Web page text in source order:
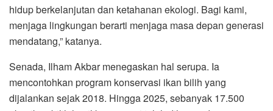
hidup berkelanjutan dan ketahanan ekologi. Bagi kami,
menjaga lingkungan berarti menjaga masa depan generasi
mendatang,” katanya.
Senada, Ilham Akbar menegaskan hal serupa. Ia
mencontohkan program konservasi ikan bilih yang
dijalankan sejak 2018. Hingga 2025, sebanyak 17.500